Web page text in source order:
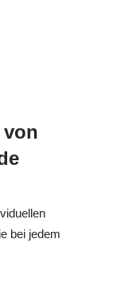
von
bei jedem